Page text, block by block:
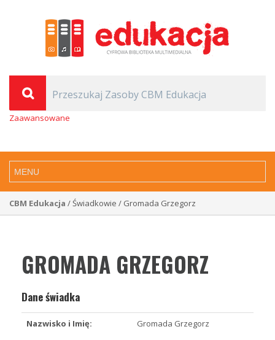
Zaawansowane
CBM Edukacja / Świadkowie / Gromada Grzegorz
GROMADA GRZEGORZ
Dane świadka
Nazwisko i Imię: Gromada Grzegorz